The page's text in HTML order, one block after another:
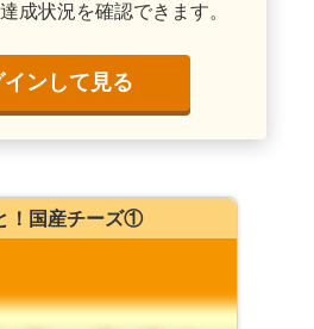
成状況を確認できます。
インして見る
！国産チーズ①